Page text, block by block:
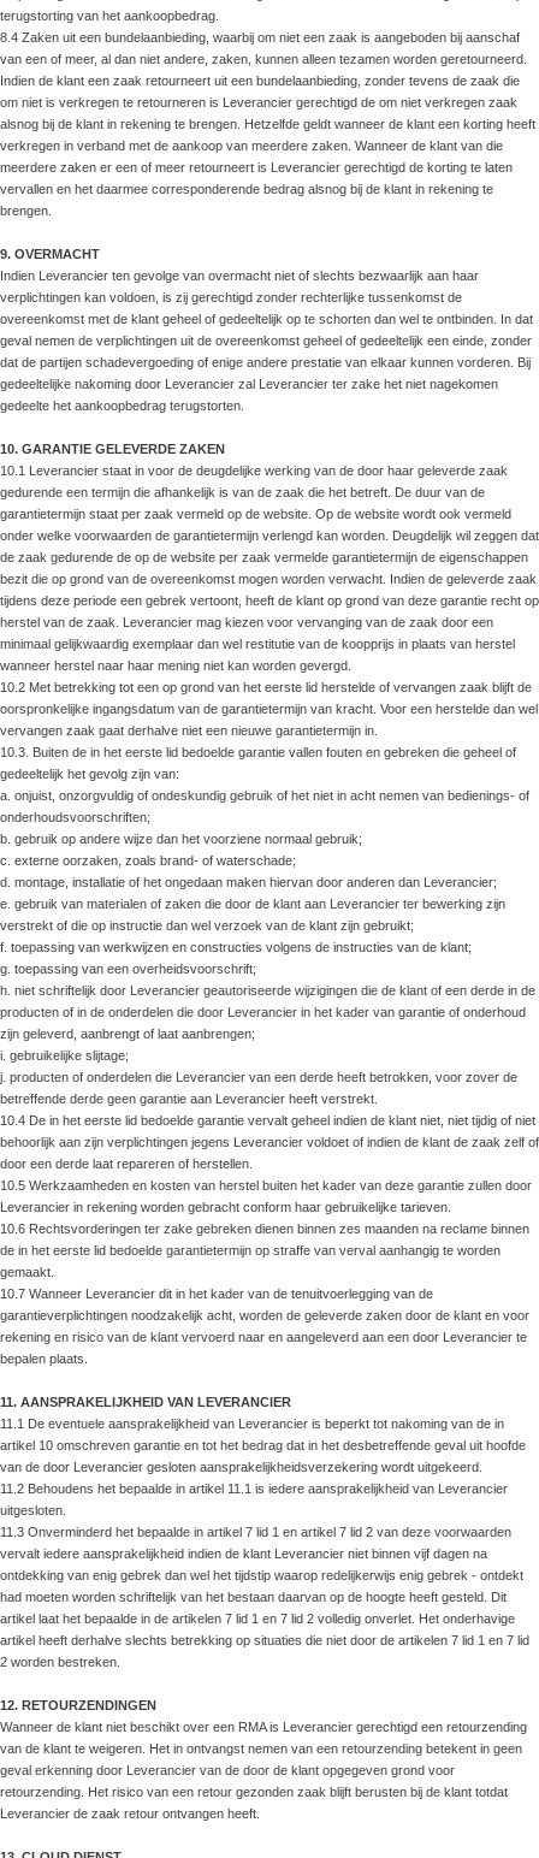
terugstorting van het aankoopbedrag.
8.4 Zaken uit een bundelaanbieding, waarbij om niet een zaak is aangeboden bij aanschaf
van een of meer, al dan niet andere, zaken, kunnen alleen tezamen worden geretourneerd.
Indien de klant een zaak retourneert uit een bundelaanbieding, zonder tevens de zaak die
om niet is verkregen te retourneren is Leverancier gerechtigd de om niet verkregen zaak
alsnog bij de klant in rekening te brengen. Hetzelfde geldt wanneer de klant een korting heeft
verkregen in verband met de aankoop van meerdere zaken. Wanneer de klant van die
meerdere zaken er een of meer retourneert is Leverancier gerechtigd de korting te laten
vervallen en het daarmee corresponderende bedrag alsnog bij de klant in rekening te
brengen.
9. OVERMACHT
Indien Leverancier ten gevolge van overmacht niet of slechts bezwaarlijk aan haar
verplichtingen kan voldoen, is zij gerechtigd zonder rechterlijke tussenkomst de
overeenkomst met de klant geheel of gedeeltelijk op te schorten dan wel te ontbinden. In dat
geval nemen de verplichtingen uit de overeenkomst geheel of gedeeltelijk een einde, zonder
dat de partijen schadevergoeding of enige andere prestatie van elkaar kunnen vorderen. Bij
gedeeltelijke nakoming door Leverancier zal Leverancier ter zake het niet nagekomen
gedeelte het aankoopbedrag terugstorten.
10. GARANTIE GELEVERDE ZAKEN
10.1 Leverancier staat in voor de deugdelijke werking van de door haar geleverde zaak
gedurende een termijn die afhankelijk is van de zaak die het betreft. De duur van de
garantietermijn staat per zaak vermeld op de website. Op de website wordt ook vermeld
onder welke voorwaarden de garantietermijn verlengd kan worden. Deugdelijk wil zeggen dat
de zaak gedurende de op de website per zaak vermelde garantietermijn de eigenschappen
bezit die op grond van de overeenkomst mogen worden verwacht. Indien de geleverde zaak
tijdens deze periode een gebrek vertoont, heeft de klant op grond van deze garantie recht op
herstel van de zaak. Leverancier mag kiezen voor vervanging van de zaak door een
minimaal gelijkwaardig exemplaar dan wel restitutie van de koopprijs in plaats van herstel
wanneer herstel naar haar mening niet kan worden gevergd.
10.2 Met betrekking tot een op grond van het eerste lid herstelde of vervangen zaak blijft de
oorspronkelijke ingangsdatum van de garantietermijn van kracht. Voor een herstelde dan wel
vervangen zaak gaat derhalve niet een nieuwe garantietermijn in.
10.3. Buiten de in het eerste lid bedoelde garantie vallen fouten en gebreken die geheel of
gedeeltelijk het gevolg zijn van:
a. onjuist, onzorgvuldig of ondeskundig gebruik of het niet in acht nemen van bedienings- of
onderhoudsvoorschriften;
b. gebruik op andere wijze dan het voorziene normaal gebruik;
c. externe oorzaken, zoals brand- of waterschade;
d. montage, installatie of het ongedaan maken hiervan door anderen dan Leverancier;
e. gebruik van materialen of zaken die door de klant aan Leverancier ter bewerking zijn
verstrekt of die op instructie dan wel verzoek van de klant zijn gebruikt;
f. toepassing van werkwijzen en constructies volgens de instructies van de klant;
g. toepassing van een overheidsvoorschrift;
h. niet schriftelijk door Leverancier geautoriseerde wijzigingen die de klant of een derde in de
producten of in de onderdelen die door Leverancier in het kader van garantie of onderhoud
zijn geleverd, aanbrengt of laat aanbrengen;
i. gebruikelijke slijtage;
j. producten of onderdelen die Leverancier van een derde heeft betrokken, voor zover de
betreffende derde geen garantie aan Leverancier heeft verstrekt.
10.4 De in het eerste lid bedoelde garantie vervalt geheel indien de klant niet, niet tijdig of niet
behoorlijk aan zijn verplichtingen jegens Leverancier voldoet of indien de klant de zaak zelf of
door een derde laat repareren of herstellen.
10.5 Werkzaamheden en kosten van herstel buiten het kader van deze garantie zullen door
Leverancier in rekening worden gebracht conform haar gebruikelijke tarieven.
10.6 Rechtsvorderingen ter zake gebreken dienen binnen zes maanden na reclame binnen
de in het eerste lid bedoelde garantietermijn op straffe van verval aanhangig te worden
gemaakt.
10.7 Wanneer Leverancier dit in het kader van de tenuitvoerlegging van de
garantieverplichtingen noodzakelijk acht, worden de geleverde zaken door de klant en voor
rekening en risico van de klant vervoerd naar en aangeleverd aan een door Leverancier te
bepalen plaats.
11. AANSPRAKELIJKHEID VAN LEVERANCIER
11.1 De eventuele aansprakelijkheid van Leverancier is beperkt tot nakoming van de in
artikel 10 omschreven garantie en tot het bedrag dat in het desbetreffende geval uit hoofde
van de door Leverancier gesloten aansprakelijkheidsverzekering wordt uitgekeerd.
11.2 Behoudens het bepaalde in artikel 11.1 is iedere aansprakelijkheid van Leverancier
uitgesloten.
11.3 Onverminderd het bepaalde in artikel 7 lid 1 en artikel 7 lid 2 van deze voorwaarden
vervalt iedere aansprakelijkheid indien de klant Leverancier niet binnen vijf dagen na
ontdekking van enig gebrek dan wel het tijdstip waarop redelijkerwijs enig gebrek - ontdekt
had moeten worden schriftelijk van het bestaan daarvan op de hoogte heeft gesteld. Dit
artikel laat het bepaalde in de artikelen 7 lid 1 en 7 lid 2 volledig onverlet. Het onderhavige
artikel heeft derhalve slechts betrekking op situaties die niet door de artikelen 7 lid 1 en 7 lid
2 worden bestreken.
12. RETOURZENDINGEN
Wanneer de klant niet beschikt over een RMA is Leverancier gerechtigd een retourzending
van de klant te weigeren. Het in ontvangst nemen van een retourzending betekent in geen
geval erkenning door Leverancier van de door de klant opgegeven grond voor
retourzending. Het risico van een retour gezonden zaak blijft berusten bij de klant totdat
Leverancier de zaak retour ontvangen heeft.